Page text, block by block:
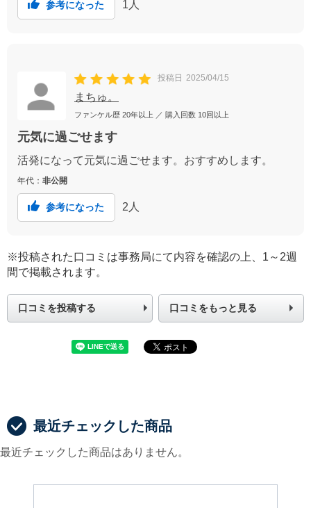
参考になった 1人
投稿日 2025/04/15
まちゅ。
ファンケル歴 20年以上 ／ 購入回数 10回以上
元気に過ごせます
活発になって元気に過ごせます。おすすめします。
年代： 非公開
参考になった 2 人
※投稿された口コミは事務局にて内容を確認の上、1～2週
間で掲載されます。
口コミを投稿する 口コミをもっと見る
最近チェックした商品
最近チェックした商品はありません。